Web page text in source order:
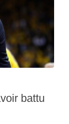
battu